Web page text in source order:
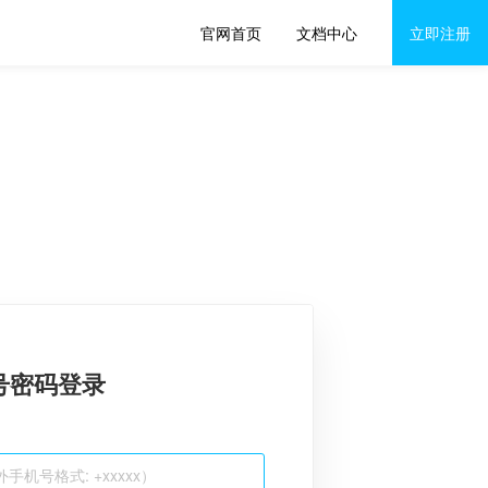
官网首页 文档中心 立即注册
密码登录